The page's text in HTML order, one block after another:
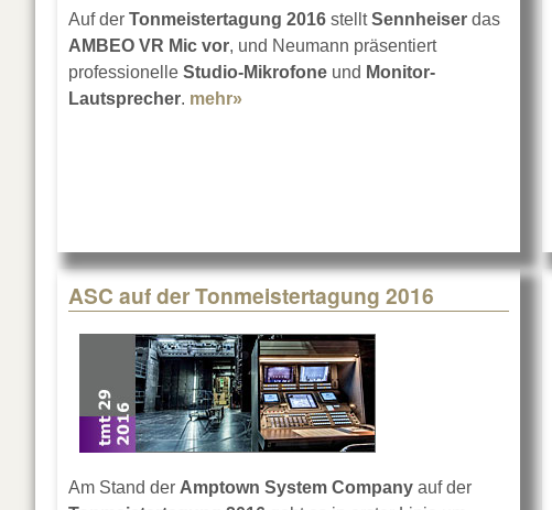
Auf der Tonmeistertagung 2016 stelltSennheiser das
AMBEO VR Mic vor, und Neumann präsentiert
professionelle Studio-Mikrofone und Monitor-
Lautsprecher. mehr»
ASC auf der Tonmeistertagung 2016
Am Stand der Amptown System Company auf der